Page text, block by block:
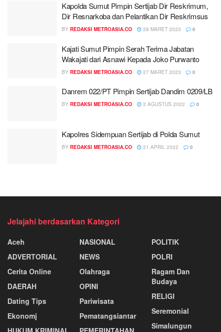
Kapolda Sumut Pimpin Sertijab Dir Reskrimum,
Dir Resnarkoba dan Pelantikan Dir Reskrimsus
BY REDAKSI METROASIA.CO 28 MARET 2023 0
Kajati Sumut Pimpin Serah Terima Jabatan
Wakajati dari Asnawi Kepada Joko Purwanto
BY REDAKSI METROASIA.CO 27 MARET 2023 0
Danrem 022/PT Pimpin Sertijab Dandim 0209/LB
BY REDAKSI METROASIA.CO 2 AGUSTUS 2022 0
Kapolres Sidempuan Sertijab di Polda Sumut
BY REDAKSI METROASIA.CO 21 APRIL 2022 0
Jelajahi berdasarkan Kategori
Aceh
ADVERTORIAL
Cerita Online
DAERAH
Dating Tips
Ekonomj
NASIONAL
NEWS
Olahraga
OPINI
Pariwisata
Pematangsiantar
POLITIK
POLRI
Ragam Dan
Budaya
RELIGI
Seremonial
Simalungun